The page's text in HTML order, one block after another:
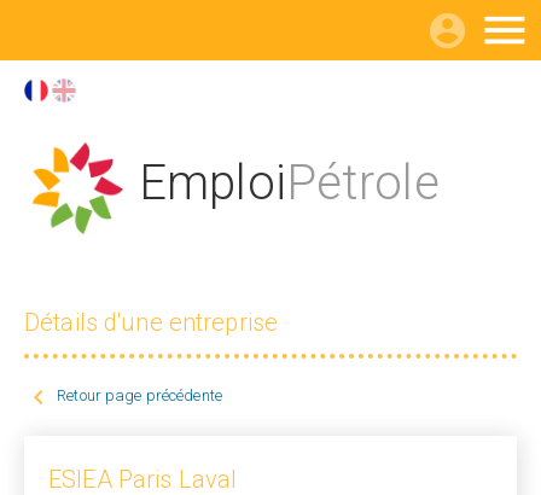

EmploiPétrole
Détails d'une entreprise
 Retour page précédente
ESIEA Paris Laval